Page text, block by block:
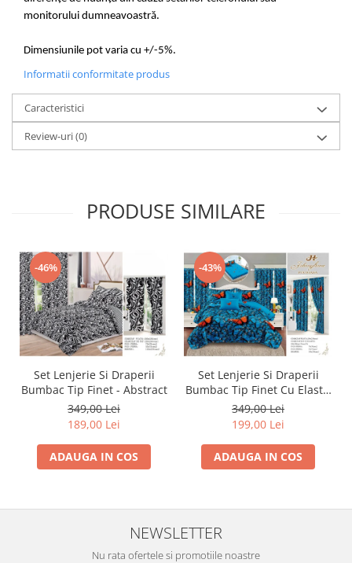
monitorului dumneavoastră.
Dimensiunile pot varia cu +/-5%.
Informatii conformitate produs
Caracteristici
Review-uri(0)
PRODUSE SIMILARE
-46%
Set Lenjerie Si Draperii
Bumbac Tip Finet - Abstract
349,00 Lei
189,00 Lei
ADAUGA IN COS
-43%
Set Lenjerie Si Draperii
Bumbac Tip Finet Cu Elastic
- Dansul Fluturilor
349,00 Lei
199,00 Lei
ADAUGA IN COS
NEWSLETTER
Nu rata ofertele si promotiile noastre